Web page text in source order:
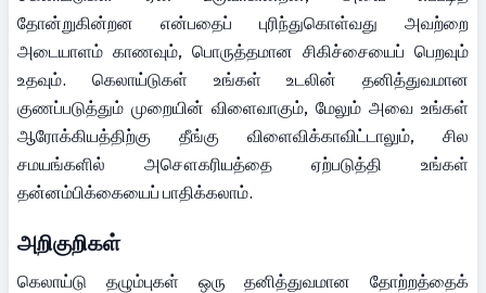
தோன்றுகின்றன என்பதைப் புரிந்துகொள்வது அவற்றை
அடையாளம் காணவும், பொருத்தமான சிகிச்சையைப் பெறவும்
உதவும். கெலாய்டுகள் உங்கள் உடலின் தனித்துவமான
குணப்படுத்தும் முறையின் விளைவாகும், மேலும் அவை உங்கள்
ஆரோக்கியத்திற்கு தீங்கு விளைவிக்காவிட்டாலும், சில
சமயங்களில் அசௌகரியத்தை ஏற்படுத்தி உங்கள்
தன்னம்பிக்கையைப் பாதிக்கலாம்.
அறிகுறிகள்
கெலாய்டு தழும்புகள் ஒரு தனித்துவமான தோற்றத்தைக்